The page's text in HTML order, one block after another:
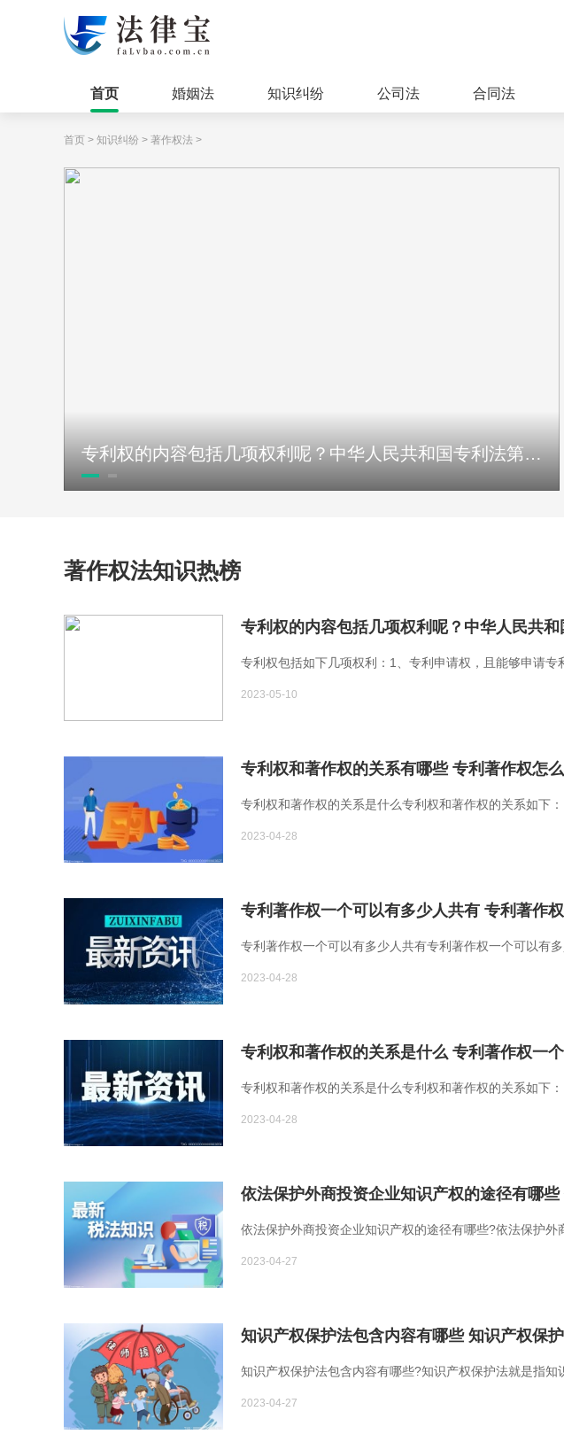
首页 婚姻法 知识纠纷 公司法 合同法
首页 > 知识纠纷 > 著作权法 >
专利权的内容包括几项权利呢？中华人民共和国专利法第二十二条是什么内容？
著作权法知识热榜
专利权包括如下几项权利：1、专利申请权，且能够申请专
2023-05-10
专利权和著作权的关系有哪些 专利著作权怎
专利权和著作权的关系是什么专利权和著作权的关系如下：
2023-04-28
专利著作权一个可以有多少人共有 专利著作
专利著作权一个可以有多少人共有专利著作权一个可以有多
2023-04-28
专利权和著作权的关系是什么 专利著作权一
专利权和著作权的关系是什么专利权和著作权的关系如下：
2023-04-28
依法保护外商投资企业知识产权的途径有哪些?依法保护外
2023-04-27
知识产权保护法包含内容有哪些 知识产权保
知识产权保护法包含内容有哪些?知识产权保护法就是指知
2023-04-27